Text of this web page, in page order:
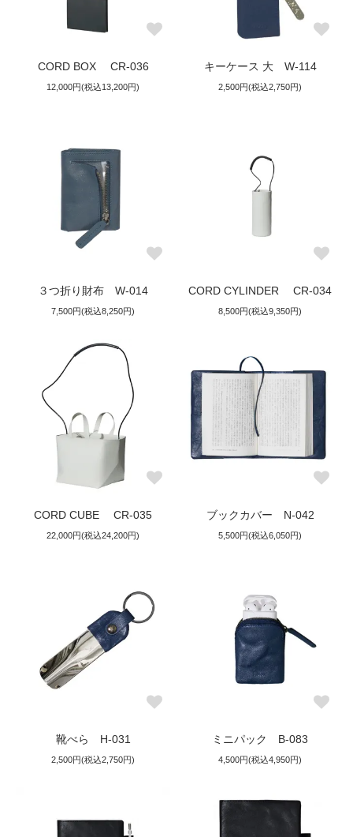
CORD BOX CR-036
12,000円(税込13,200円)
キーケース 大 W-114
2,500円(税込2,750円)
３つ折り財布 W-014
7,500円(税込8,250円)
CORD CYLINDER CR-034
8,500円(税込9,350円)
CORD CUBE CR-035
22,000円(税込24,200円)
ブックカバー N-042
5,500円(税込6,050円)
靴べら H-031
2,500円(税込2,750円)
ミニパック B-083
4,500円(税込4,950円)